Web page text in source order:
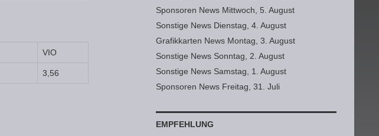
VIO
3,56
Sponsoren News Mittwoch, 5. August
Sonstige News Dienstag, 4. August
Grafikkarten News Montag, 3. August
Sonstige News Sonntag, 2. August
Sonstige News Samstag, 1. August
Sponsoren News Freitag, 31. Juli
EMPFEHLUNG